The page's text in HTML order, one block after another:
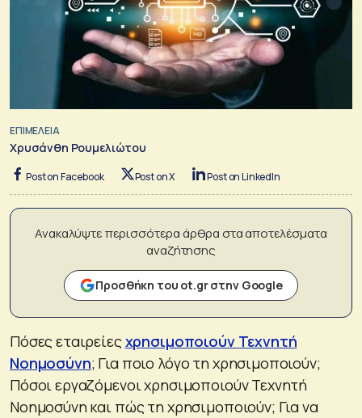
ΕΠΙΜΕΛΕΙΑ
Χρυσάνθη Ρουμελιώτου
Post on Facebook Post on X Post on LinkedIn
Ανακαλύψτε περισσότερα άρθρα στα αποτελέσματα
αναζήτησης
Προσθήκη του ot.gr στην Google
Πόσες εταιρείεςχρησιμοποιούν Τεχνητή
Νοημοσύνη; Για ποιο λόγο τη χρησιμοποιούν;
Πόσοι εργαζόμενοι χρησιμοποιούν Τεχνητή
Νοημοσύνη και πώς τη χρησιμοποιούν; Για να